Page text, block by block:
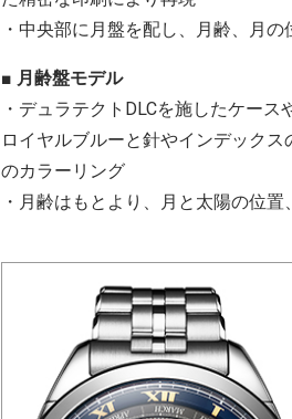
・中央部に月盤を配し、月齢、月の
■ 月齢盤モデル
・デュラテクトDLCを施したケー
ロイヤルブルーと針やインデック
のカラーリング
・月齢はもとより、月と太陽の位